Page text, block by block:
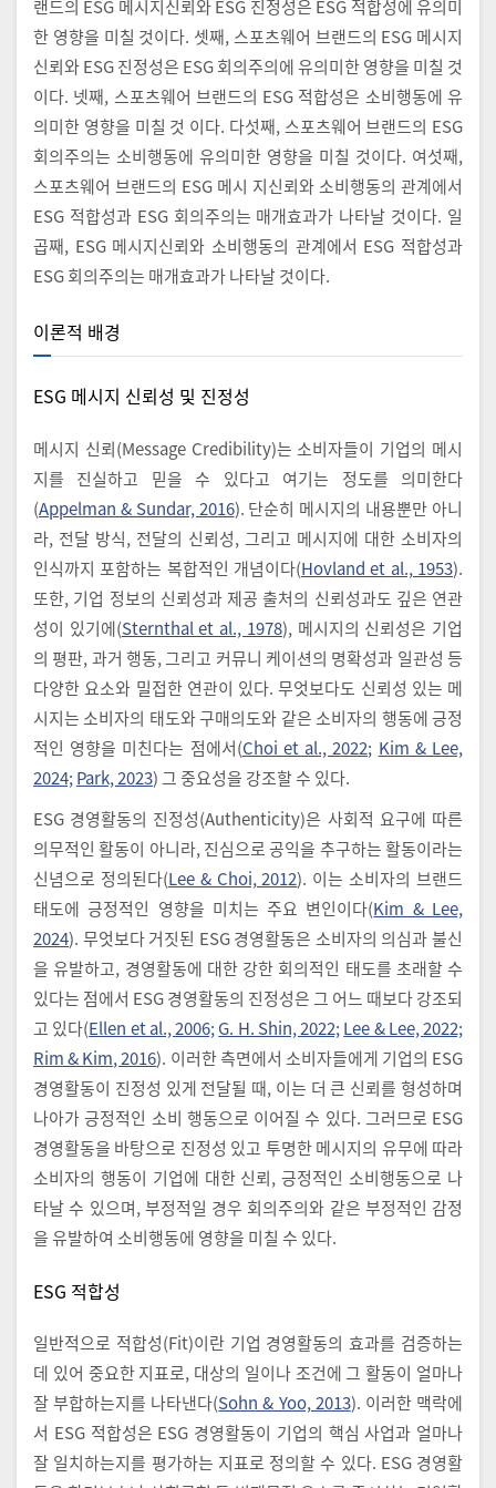
랜드의 ESG 메시지신뢰와 ESG 진정성은 ESG 적합성에 유의미
한 영향을 미칠 것이다. 셋째, 스포츠웨어 브랜드의 ESG 메시지
신뢰와 ESG 진정성은 ESG 회의주의에 유의미한 영향을 미칠 것
이다. 넷째, 스포츠웨어 브랜드의 ESG 적합성은 소비행동에 유
의미한 영향을 미칠 것 이다. 다섯째, 스포츠웨어 브랜드의 ESG
회의주의는 소비행동에 유의미한 영향을 미칠 것이다. 여섯째,
스포츠웨어 브랜드의 ESG 메시 지신뢰와 소비행동의 관계에서
ESG 적합성과 ESG 회의주의는 매개효과가 나타날 것이다. 일
곱째, ESG 메시지신뢰와 소비행동의 관계에서 ESG 적합성과
ESG 회의주의는 매개효과가 나타날 것이다.
이론적 배경
ESG 메시지 신뢰성 및 진정성
메시지 신뢰(Message Credibility)는 소비자들이 기업의 메시
지를 진실하고 믿을 수 있다고 여기는 정도를 의미한다
(Appelman & Sundar, 2016). 단순히 메시지의 내용뿐만 아니
라, 전달 방식, 전달의 신뢰성, 그리고 메시지에 대한 소비자의
인식까지 포함하는 복합적인 개념이다(Hovland et al., 1953).
또한, 기업 정보의 신뢰성과 제공 출처의 신뢰성과도 깊은 연관
성이 있기에(Sternthal et al., 1978), 메시지의 신뢰성은 기업
의 평판, 과거 행동, 그리고 커뮤니 케이션의 명확성과 일관성 등
다양한 요소와 밀접한 연관이 있다. 무엇보다도 신뢰성 있는 메
시지는 소비자의 태도와 구매의도와 같은 소비자의 행동에 긍정
적인 영향을 미친다는 점에서(Choi et al., 2022; Kim & Lee,
2024; Park, 2023) 그 중요성을 강조할 수 있다.
ESG 경영활동의 진정성(Authenticity)은 사회적 요구에 따른
의무적인 활동이 아니라, 진심으로 공익을 추구하는 활동이라는
신념으로 정의된다(Lee & Choi, 2012). 이는 소비자의 브랜드
태도에 긍정적인 영향을 미치는 주요 변인이다(Kim & Lee,
2024). 무엇보다 거짓된 ESG 경영활동은 소비자의 의심과 불신
을 유발하고, 경영활동에 대한 강한 회의적인 태도를 초래할 수
있다는 점에서 ESG 경영활동의 진정성은 그 어느 때보다 강조되
고 있다(Ellen et al., 2006; G. H. Shin, 2022; Lee & Lee, 2022;
Rim & Kim, 2016). 이러한 측면에서 소비자들에게 기업의 ESG
경영활동이 진정성 있게 전달될 때, 이는 더 큰 신뢰를 형성하며
나아가 긍정적인 소비 행동으로 이어질 수 있다. 그러므로 ESG
경영활동을 바탕으로 진정성 있고 투명한 메시지의 유무에 따라
소비자의 행동이 기업에 대한 신뢰, 긍정적인 소비행동으로 나
타날 수 있으며, 부정적일 경우 회의주의와 같은 부정적인 감정
을 유발하여 소비행동에 영향을 미칠 수 있다.
ESG 적합성
일반적으로 적합성(Fit)이란 기업 경영활동의 효과를 검증하는
데 있어 중요한 지표로, 대상의 일이나 조건에 그 활동이 얼마나
잘 부합하는지를 나타낸다(Sohn & Yoo, 2013). 이러한 맥락에
서 ESG 적합성은 ESG 경영활동이 기업의 핵심 사업과 얼마나
잘 일치하는지를 평가하는 지표로 정의할 수 있다. ESG 경영활